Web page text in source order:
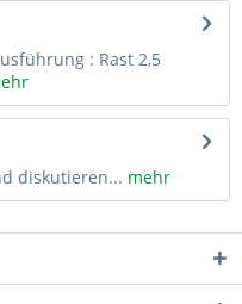
: Rast 2,5
diskutieren... mehr